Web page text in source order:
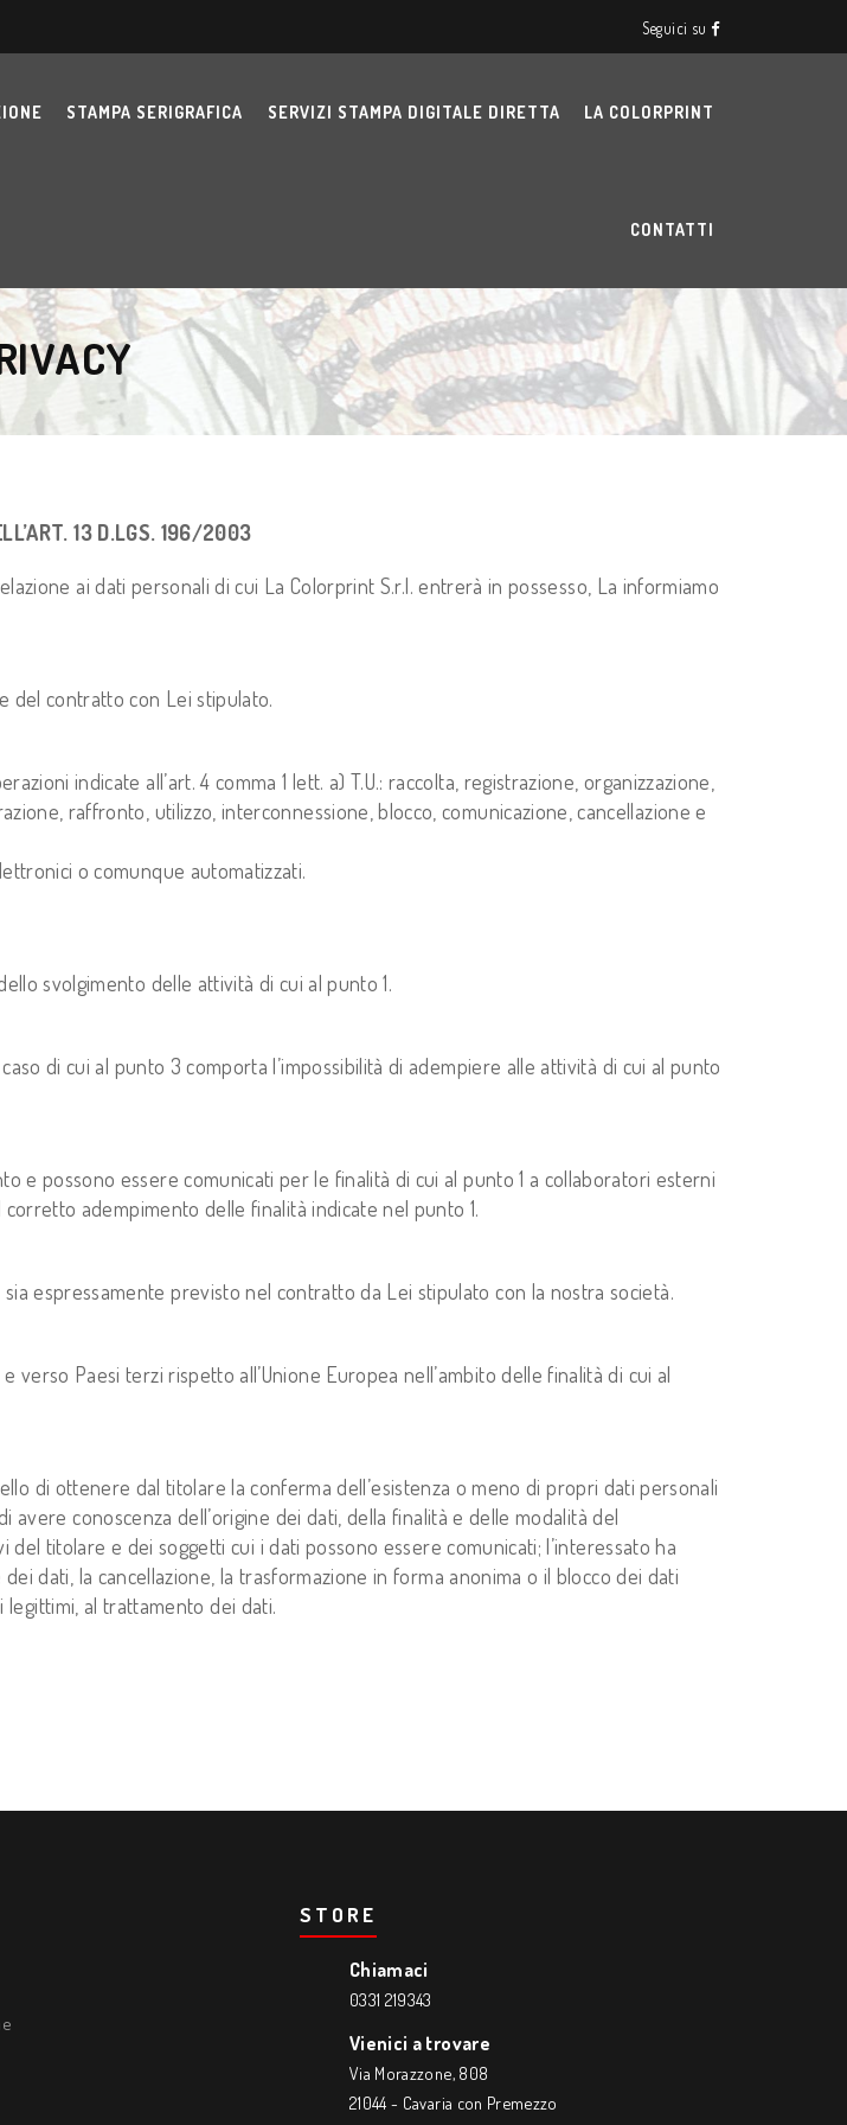
Seguici su
STAMPA SERIGRAFICA SERVIZI STAMPA DIGITALE DIRETTA LA COLORPRINT
CONTATTI
13 D.LGS. 196/2003
ai dati personali di cui La Colorprint S.r.l. entrerà in possesso, La informiamo
del contratto con Lei stipulato.
indicate all’art. 4 comma 1 lett. a) T.U.: raccolta, registrazione, organizzazione,
raffronto, utilizzo, interconnessione, blocco, comunicazione, cancellazione e
o comunque automatizzati.
svolgimento delle attività di cui al punto 1.
di cui al punto 3 comporta l’impossibilità di adempiere alle attività di cui al punto
e possono essere comunicati per le finalità di cui al punto 1 a collaboratori esterni
adempimento delle finalità indicate nel punto 1.
espressamente previsto nel contratto da Lei stipulato con la nostra società.
Paesi terzi rispetto all’Unione Europea nell’ambito delle finalità di cui al
di ottenere dal titolare la conferma dell’esistenza o meno di propri dati personali
conoscenza dell’origine dei dati, della finalità e delle modalità del
titolare e dei soggetti cui i dati possono essere comunicati; l’interessato ha
dati, la cancellazione, la trasformazione in forma anonima o il blocco dei dati
al trattamento dei dati.
STORE
Chiamaci
0331 219343
Vienici a trovare
Via Morazzone, 808
21044 - Cavaria con Premezzo